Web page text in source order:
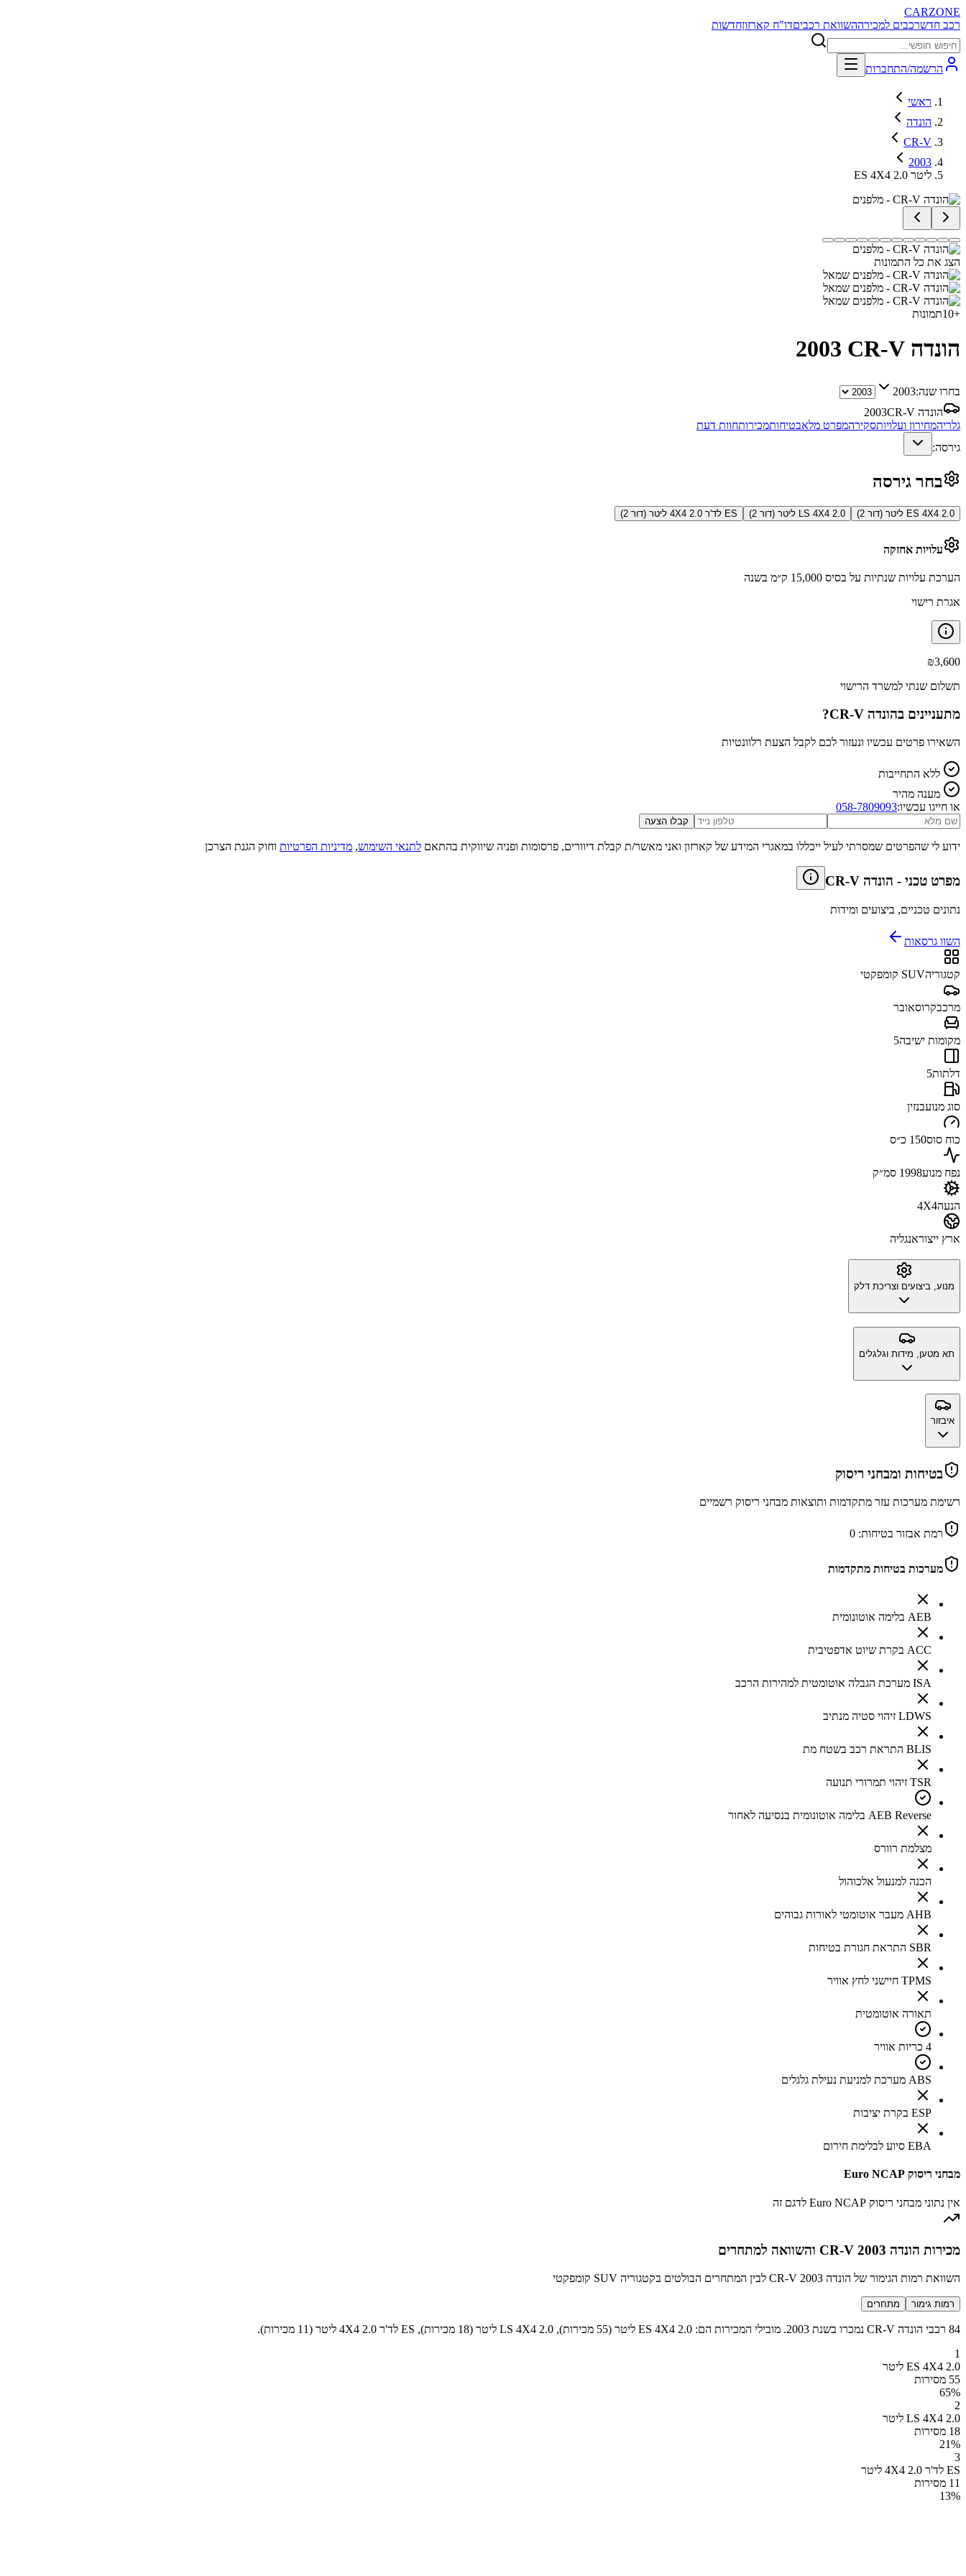
CARZONE
רכב חדשרכבים למכירההשוואת רכביםדו"ח קארזוןחדשות
הרשמה/התחברות
ראשי
הונדה
CR-V
2003
ES 4X4 2.0 ליטר
הצג את כל התמונות
+
10תמונות
הונדה CR-V 2003
בחרו שנה:2003
הונדה CR-V
2003
גלריהמחירון ועלויותסקירהמפרט מלאבטיחותמכירותחוות דעת
גירסה:
בחר גירסה
ES 4X4 2.0 ליטר (דור 2) LS 4X4 2.0 ליטר (דור 2) ES לד'ר 4X4 2.0 ליטר (דור 2)
עלויות אחזקה
הערכת עלויות שנתיות על בסיס 15,000 ק״מ בשנה
אגרת רישוי
₪3,600
תשלום שנתי למשרד הרישוי
מתעניינים בהונדה CR-V ?
השאירו פרטים עכשיו ונעזור לכם לקבל הצעת רלוונטיות
ללא התחייבות
מענה מהיר
או חייגו עכשיו:058-7809093
קבלו הצעה
ידוע לי שהפרטים שמסרתי לעיל ייכללו במאגרי המידע של קארזון ואני מאשר/ת קבלת דיוורים, פרסומות ופניה שיווקית בהתאם לתנאי השימוש, מדיניות הפרטיות וחוק הגנת הצרכן
מפרט טכני - הונדה CR-V
נתונים טכניים, ביצועים ומידות
השוו גרסאות
קטגוריהSUV קומפקטי
מרכבקרוסאובר
מקומות ישיבה5
דלתות5
סוג מנועבנזין
כוח סוס150 כ״ס
נפח מנוע1998 סמ״ק
הנעה4X4
ארץ ייצוראנגליה
מנוע, ביצועים וצריכת דלק
תא מטען, מידות וגלגלים
איבזור
בטיחות ומבחני ריסוק
רשימת מערכות עזר מתקדמות ותוצאות מבחני ריסוק רשמיים
רמת אבזור בטיחות: 0
מערכות בטיחות מתקדמות
AEB בלימה אוטונומית
ACC בקרת שיוט אדפטיבית
ISA מערכת הגבלה אוטומטית למהירות הרכב
LDWS זיהוי סטיה מנתיב
BLIS התראת רכב בשטח מת
TSR זיהוי תמרורי תנועה
AEB Reverse בלימה אוטונומית בנסיעה לאחור
מצלמת רוורס
הכנה למנעול אלכוהול
AHB מעבר אוטומטי לאורות גבוהים
SBR התראת חגורת בטיחות
TPMS חיישני לחץ אוויר
תאורה אוטומטית
4 כריות אוויר
ABS מערכת למניעת נעילת גלגלים
ESP בקרת יציבות
EBA סיוע לבלימת חירום
מבחני ריסוק Euro NCAP
אין נתוני מבחני ריסוק Euro NCAP לדגם זה
מכירות הונדה CR-V 2003 והשוואה למתחרים
השוואת רמות הגימור של הונדה CR-V 2003 לבין המתחרים הבולטים בקטגוריה SUV קומפקטי
רמות גימור מתחרים
84 רכבי הונדה CR-V נמכרו בשנת 2003. מובילי המכירות הם: ES 4X4 2.0 ליטר (55 מכירות), LS 4X4 2.0 ליטר (18 מכירות), ES לד'ר 4X4 2.0 ליטר (11 מכירות).
1
ES 4X4 2.0 ליטר
55 מסירות
65%
2
LS 4X4 2.0 ליטר
18 מסירות
21%
3
ES לד'ר 4X4 2.0 ליטר
11 מסירות
13%